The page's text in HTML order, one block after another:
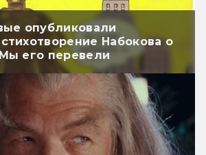
опубликовали
Набокова о
его перевели